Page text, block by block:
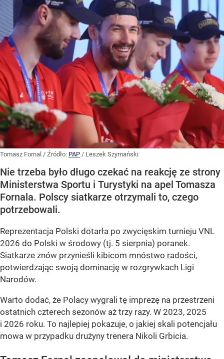
Tomasz Fornal / Źródło: PAP / Leszek Szymański
Nie trzeba było długo czekać na reakcję ze strony
Ministerstwa Sportu i Turystyki na apel Tomasza
Fornala. Polscy siatkarze otrzymali to, czego
potrzebowali.
Reprezentacja Polski dotarła po zwycięskim turnieju VNL
2026 do Polski w środowy (tj. 5 sierpnia) poranek.
Siatkarze znów przynieśli kibicom mnóstwo radości,
potwierdzając swoją dominację w rozgrywkach Ligi
Narodów.
Warto dodać, że Polacy wygrali tę imprezę na przestrzeni
ostatnich czterech sezonów aż trzy razy. W 2023, 2025
i 2026 roku. To najlepiej pokazuje, o jakiej skali potencjału
mowa w przypadku drużyny trenera Nikoli Grbicia.